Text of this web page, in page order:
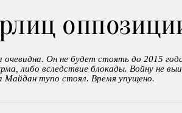
Он не будет стоять до 2015
либо вследствие блокады. Войну не
Майдан тупо стоял. Время упущено.